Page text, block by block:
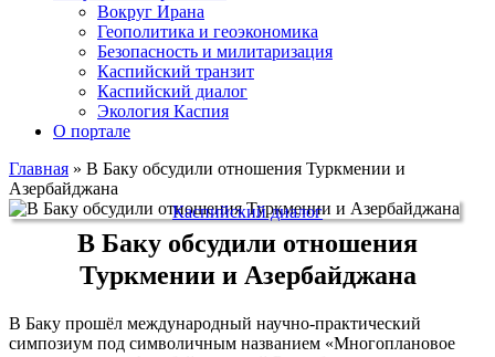
Вокруг Ирана
Геополитика и геоэкономика
Безопасность и милитаризация
Каспийский транзит
Каспийский диалог
Экология Каспия
О портале
Главная » В Баку обсудили отношения Туркмении и
Азербайджана
Каспийский диалог
В Баку обсудили отношения
Туркмении и Азербайджана
В Баку прошёл международный научно-практический
симпозиум под символичным названием «Многоплановое